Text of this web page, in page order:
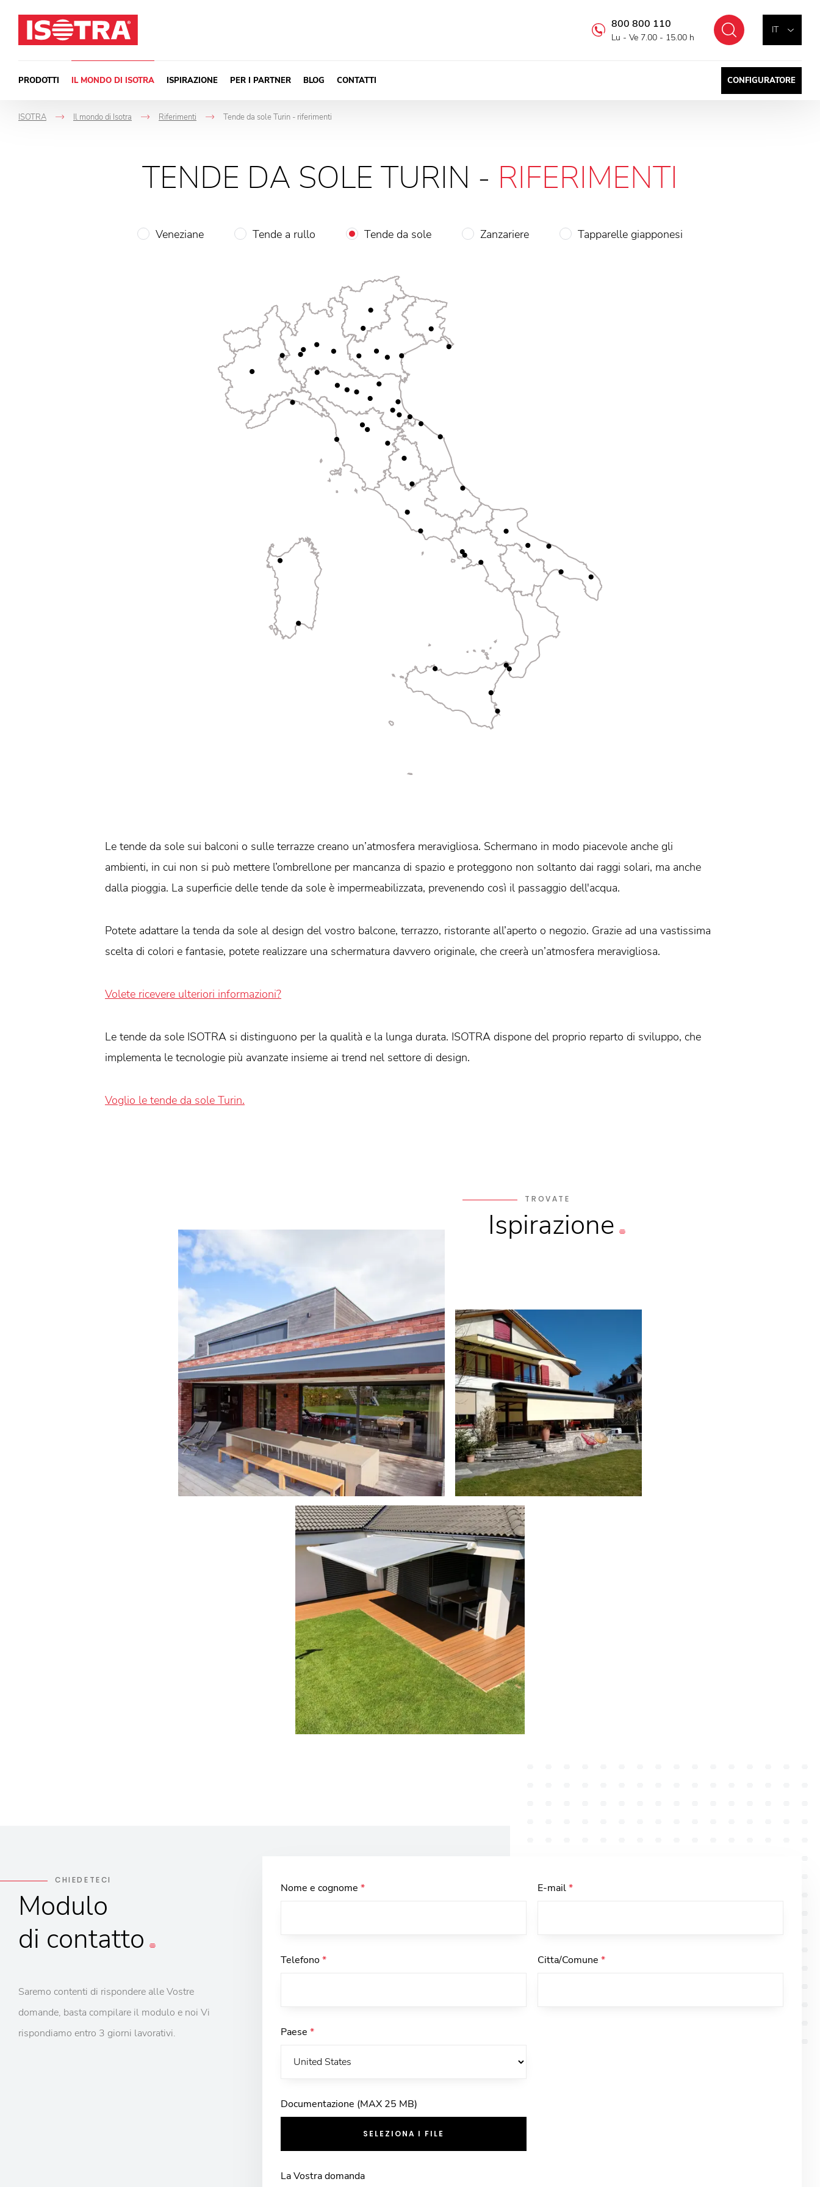
ITCercare
800 800 110
Lu - Ve 7.00 - 15.00 h
PRODOTTI IL MONDO DI ISOTRA ISPIRAZIONE PER I PARTNER BLOG CONTATTI CONFIGURATORE
ISOTRA
->
Il mondo di Isotra
->
Riferimenti Tende da sole Turin - riferimenti
TENDE DA SOLE TURIN - RIFERIMENTI
Veneziane Tende a rullo Tende da sole Zanzariere Tapparelle giapponesi
Le tende da sole sui balconi o sulle terrazze creano un’atmosfera meravigliosa. Schermano in modo piacevole anche gli
ambienti, in cui non si può mettere l’ombrellone per mancanza di spazio e proteggono non soltanto dai raggi solari, ma anche
dalla pioggia. La superficie delle tende da sole è impermeabilizzata, prevenendo così il passaggio dell'acqua.
Potete adattare la tenda da sole al design del vostro balcone, terrazzo, ristorante all’aperto o negozio. Grazie ad una vastissima
scelta di colori e fantasie, potete realizzare una schermatura davvero originale, che creerà un’atmosfera meravigliosa.
Volete ricevere ulteriori informazioni?
Le tende da sole ISOTRA si distinguono per la qualità e la lunga durata. ISOTRA dispone del proprio reparto di sviluppo, che
implementa le tecnologie più avanzate insieme ai trend nel settore di design.
Voglio le tende da sole Turin.
TROVATE
Ispirazione
CHIEDETECI
Modulo
di contatto
Saremo contenti di rispondere alle Vostre
domande, basta compilare il modulo e noi Vi
rispondiamo entro 3 giorni lavorativi.
Nome e cognome * E-mail*
Telefono* Citta/Comune*
Paese *
Documentazione (MAX 25 MB)
SELEZIONA I FILE
La Vostra domanda